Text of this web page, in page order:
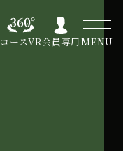
コースVR会員専用MENU